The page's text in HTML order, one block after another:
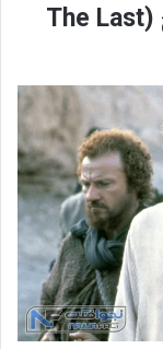
34. فیلم آخرین وسوسه مسیح (The Last